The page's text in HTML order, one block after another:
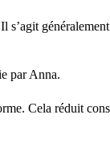
par Anna.
Cela réduit